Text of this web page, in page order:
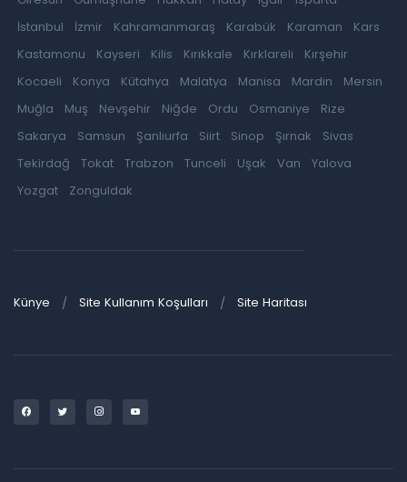
İstanbul
İzmir Kahramanmaraş Karabük Karaman
Kars
Kastamonu
Kayseri Kilis Kırıkkale Kırklareli
Kırşehir
Kocaeli
Konya Kütahya Malatya Manisa Mardin
Mersin
Muğla
Muş Nevşehir Niğde Ordu Osmaniye
Rize
Sakarya
Samsun Şanlıurfa Siirt Sinop Şırnak
Sivas
Tekirdağ
Tokat Trabzon Tunceli Uşak Van
Yalova
Yozgat
Zonguldak
Künye Site Kullanım Koşulları Site Haritası